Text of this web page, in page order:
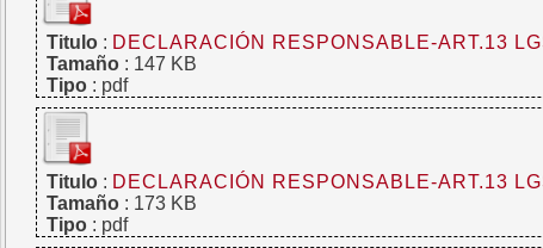
Titulo: DECLARACIÓN RESPONSABLE-ART.13
Tamaño: 147 KB
Tipo: pdf
Titulo: DECLARACIÓN RESPONSABLE-ART.13
Tamaño: 173 KB
Tipo: pdf